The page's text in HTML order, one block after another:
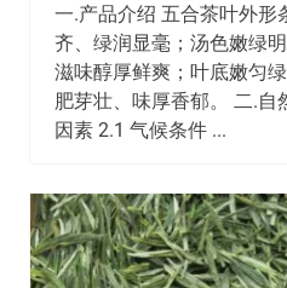
一.产品介绍 五合茶叶外形
齐、绿润显毫；汤色嫩绿
滋味醇厚鲜爽；叶底嫩匀
肥芽壮、味厚香郁。 二.自
因素 2.1 气候条件 ...